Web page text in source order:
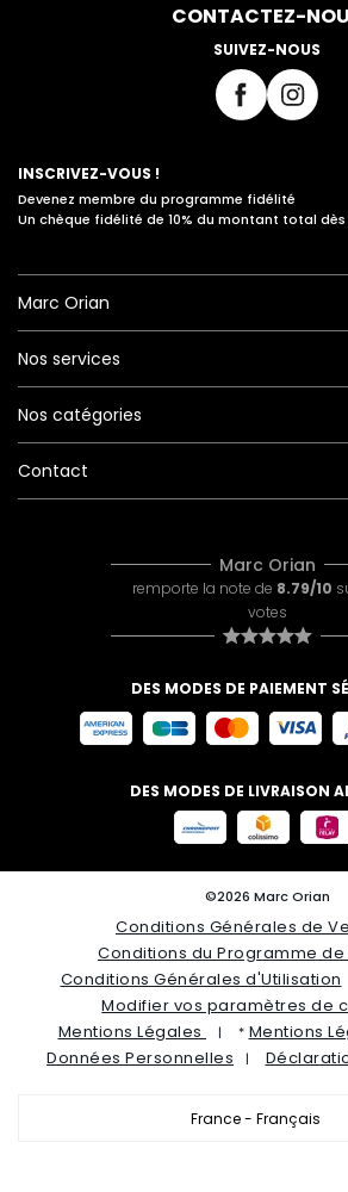
CONTACTEZ-
SUIVEZ-NOUS
INSCRIVEZ-VOUS !
Devenez membre du programme fidélité
Un chèque fidélité de 10% du montant total
Marc Orian
Nos services
Nos catégories
Contact
Marc Orian
remporte la note de 8.79/10
votes
DES MODES DE PAIEMENT
DES MODES DE LIVRAISON
©2026 Marc Orian
Conditions Générales de
Conditions du Programme de
Conditions Générales d'Utilisation
Modifier vos paramètres de
Mentions Légales
* Mentions
Données Personnelles
France - Français